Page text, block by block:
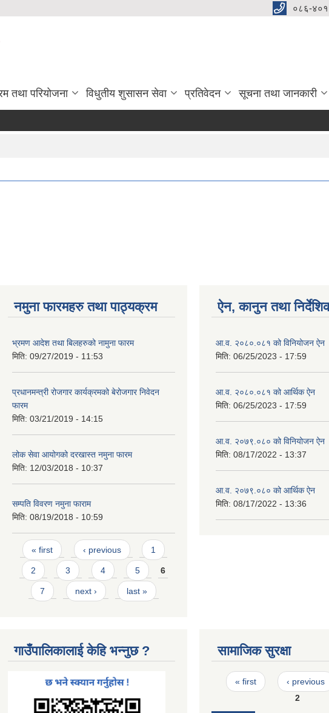
०८६-
तथा परियोजना विधुतीय शुसासन सेवा प्रतिवेदन सूचना तथा जानकारी
नमुना फारमहरु तथा पाठ्यक्रम
भ्रमण आदेश तथा बिलहरुको नामुना फारम
मिति: 09/27/2019 - 11:53
प्रधानमन्त्री रोजगार कार्यक्रमको बेरोजगार निवेदन
फारम
मिति: 03/21/2019 - 14:15
लोक सेवा आयोगको दरखास्त नमुना फारम
मिति: 12/03/2018 - 10:37
सम्पति विवरण नमुना फाराम
मिति: 08/19/2018 - 10:59
Pages
« first ‹ previous 1
2 3 4 5 6
7 next › last »
ऐन, कानुन तथा
आ.व. २०८०.०८१ को विनियोजन ऐन
मिति: 06/25/2023 - 17:59
आ.व. २०८०.०८१ को आर्थिक ऐन
मिति: 06/25/2023 - 17:59
आ.व. २०७९.०८० को विनियोजन ऐन
मिति: 08/17/2022 - 13:37
आ.व. २०७९.०८० को आर्थिक ऐन
मिति: 08/17/2022 - 13:36
गाउँपालिकालाई केहि भन्नुछ ? सामाजिक सुरक्षा
Pages
« first
‹ previous
2